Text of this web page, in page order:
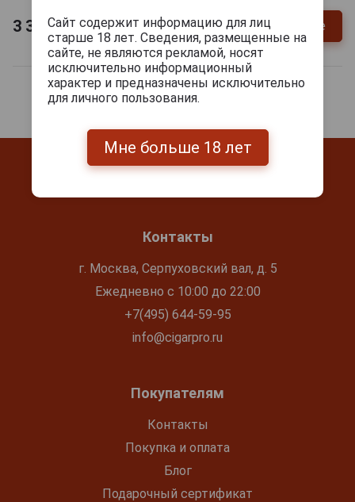
3 358руб. Уточнить цену и наличие
Контакты
г. Москва, Серпуховский вал, д. 5
Ежедневно с 10:00 до 22:00
+7(495) 644-59-95
info@cigarpro.ru
Покупателям
Контакты
Покупка и оплата
Блог
Подарочный сертификат
Сайт содержит информацию для лиц
старше 18 лет. Сведения, размещенные на
сайте, не являются рекламой, носят
исключительно информационный
характер и предназначены исключительно
для личного пользования.
Мне больше 18 лет